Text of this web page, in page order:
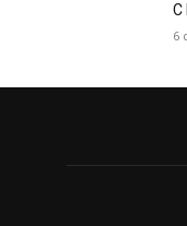
C
6